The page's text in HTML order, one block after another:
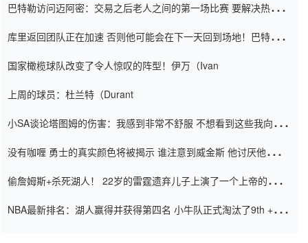
巴特勒访问迈阿密：交易之后老人之间的第一场比赛 要解决热情的
库里返回团队正在加速 否则他可能会在下一天回到场地！巴特勒迈
国家橄榄球队改变了令人惊叹的阵型！伊万（Ivan
上周的球员：杜兰特（Durant
小SA谈论塔图姆的伤害：我感到非常不舒服 不想看到这些我向他
没有咖喱 勇士的真实颜色将被揭示 谁注意到威金斯 他讨厌他的老
偷詹姆斯+杀死湖人！ 22岁的雷霆遗弃儿子上演了一个上帝的剧
NBA最新排名：湖人赢得并获得第四名 小牛队正式淘汰了9th + 76